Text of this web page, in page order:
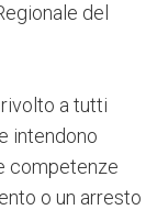
del
a tutti
intendono
competenze
o un arresto